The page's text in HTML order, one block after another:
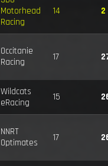
Motorhead
Racing
14 2
Occitanie
Racing
17
Wildcats
eRacing
15
NNRT
Optimates
17